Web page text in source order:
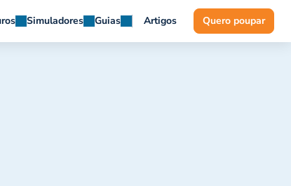
Simuladores Guias Artigos Quero poupar